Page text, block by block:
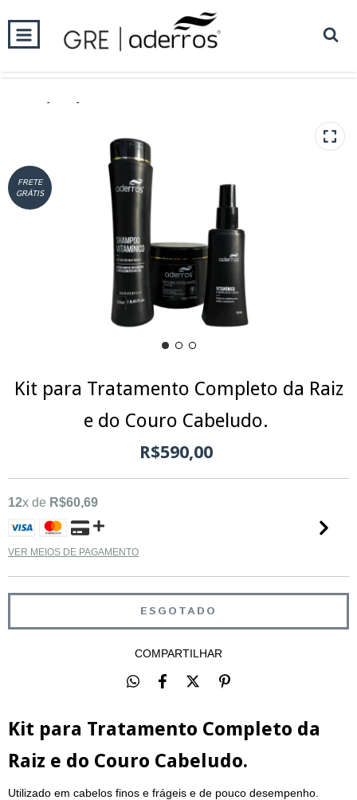
- -
FRETE
GRÁTIS
Kit para Tratamento Completo da Raiz
e do Couro Cabeludo.
R$590,00
12x de R$60,69
VER MEIOS DE PAGAMENTO
COMPARTILHAR
Kit para Tratamento Completo da
Raiz e do Couro Cabeludo.
Utilizado em cabelos finos e frágeis e de pouco desempenho.